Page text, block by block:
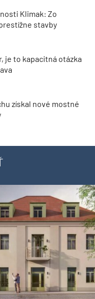
Klimak: Zo
stavby
je to kapacitná otázka
získal nové mostné